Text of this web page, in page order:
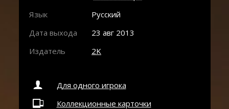
Язык
Русский
Дата выхода
23 авг 2013
Издатель
2K
Для одного игрока
Коллекционные карточки